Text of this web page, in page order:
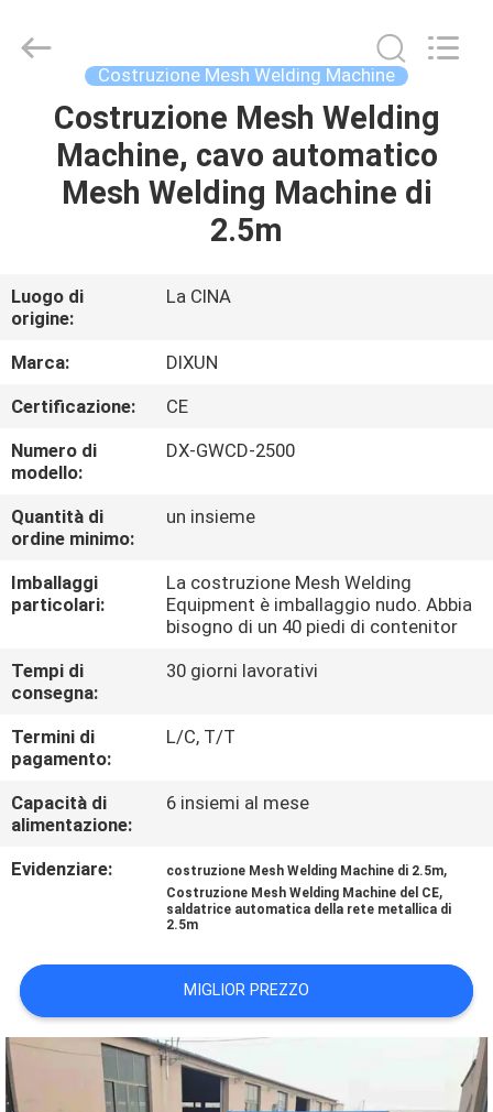
CASA
PRODOTTI
DI
VR
CIRCA
NOI
GIRO
DELLA
FABBRICA
CONTROLLO
DI
QUALITÀ
CONTATTICI
RICHIEDA
MAPPA
DEL
SITO
Mesh
Products
Costruzione Mesh Welding Machine
Costruzione Mesh Welding
Machine, cavo automatico
Mesh Welding Machine di
2.5m
Luogo di
origine:
La CINA
Marca:
DIXUN
Certificazione:
CE
Numero di
modello:
DX-GWCD-2500
Quantità di
ordine minimo:
un insieme
Imballaggi
particolari:
La costruzione Mesh Welding
Equipment è imballaggio nudo. Abbia
bisogno di un 40 piedi di contenitor
Tempi di
consegna:
30 giorni lavorativi
Termini di
pagamento:
L/C, T/T
Capacità di
alimentazione:
6 insiemi al mese
Evidenziare: costruzione Mesh Welding Machine di 2.5m,
Costruzione Mesh Welding Machine del CE,
saldatrice automatica della rete metallica di
2.5m
MIGLIOR PREZZO